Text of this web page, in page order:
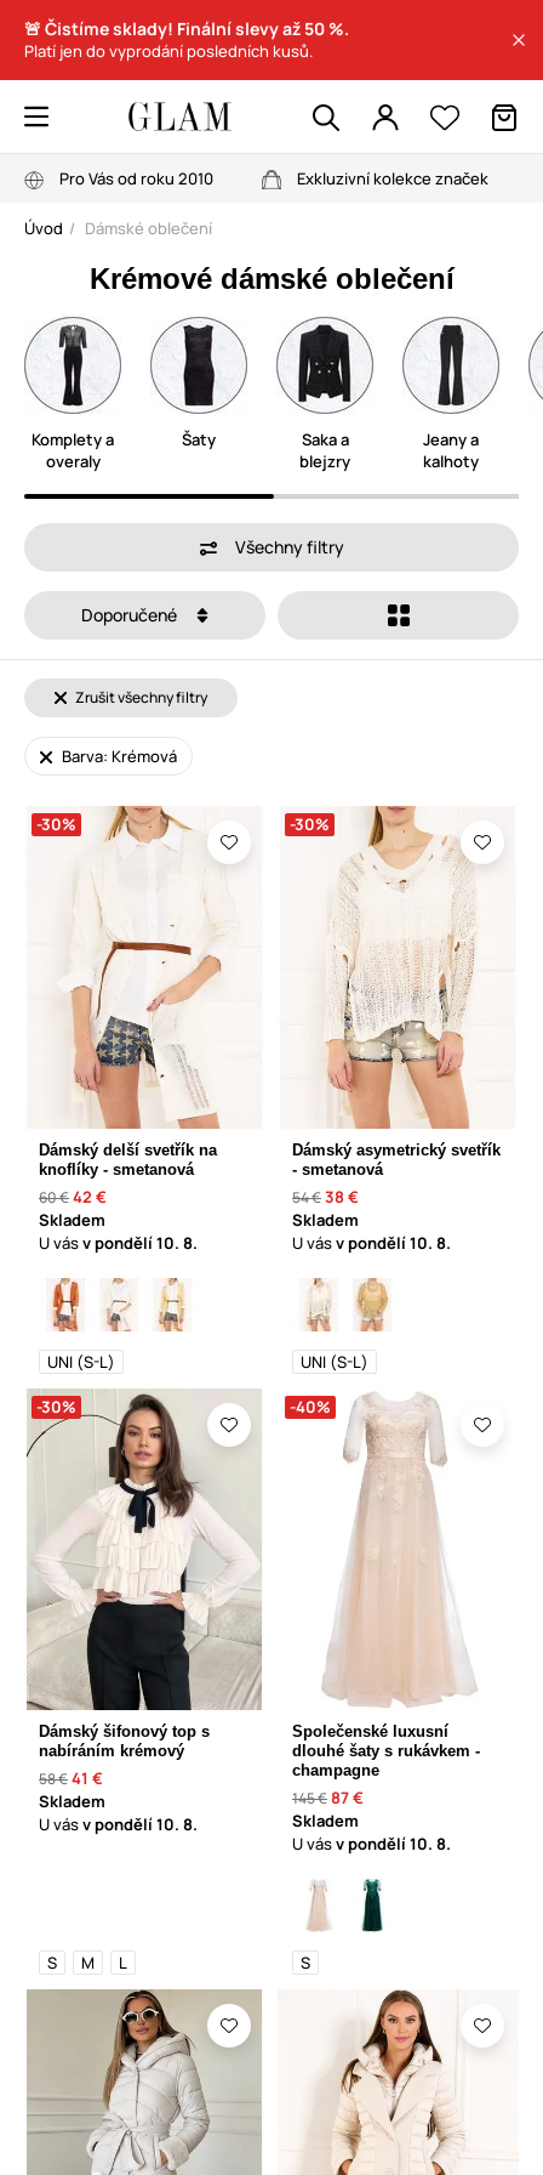
🚨 Čistíme sklady! Finální slevy až 50 %.
Platí jen do vyprodání posledních kusů.
Pro Vás od roku 2010 Exkluzivní kolekce značek
Úvod Dámské oblečení
Krémové dámské oblečení
Komplety a
overaly
Šaty
Saka a
blejzry
Jeany a
kalhoty
Všechny filtry
Doporučené
Zrušit všechny filtry
Barva: Krémová
-30%
Dámský delší svetřík na
knoflíky - smetanová
60 €42 €
Skladem
U vásv pondělí10. 8.
UNI (S-L)
-30%
Dámský asymetrický svetřík
- smetanová
54 €38 €
Skladem
U vásv pondělí10. 8.
UNI (S-L)
-30%
Dámský šifonový top s
nabíráním krémový
58 €41 €
Skladem
U vásv pondělí10. 8.
S M L
-40%
Společenské luxusní
dlouhé šaty s rukávkem -
champagne
145 €87 €
Skladem
U vásv pondělí10. 8.
S